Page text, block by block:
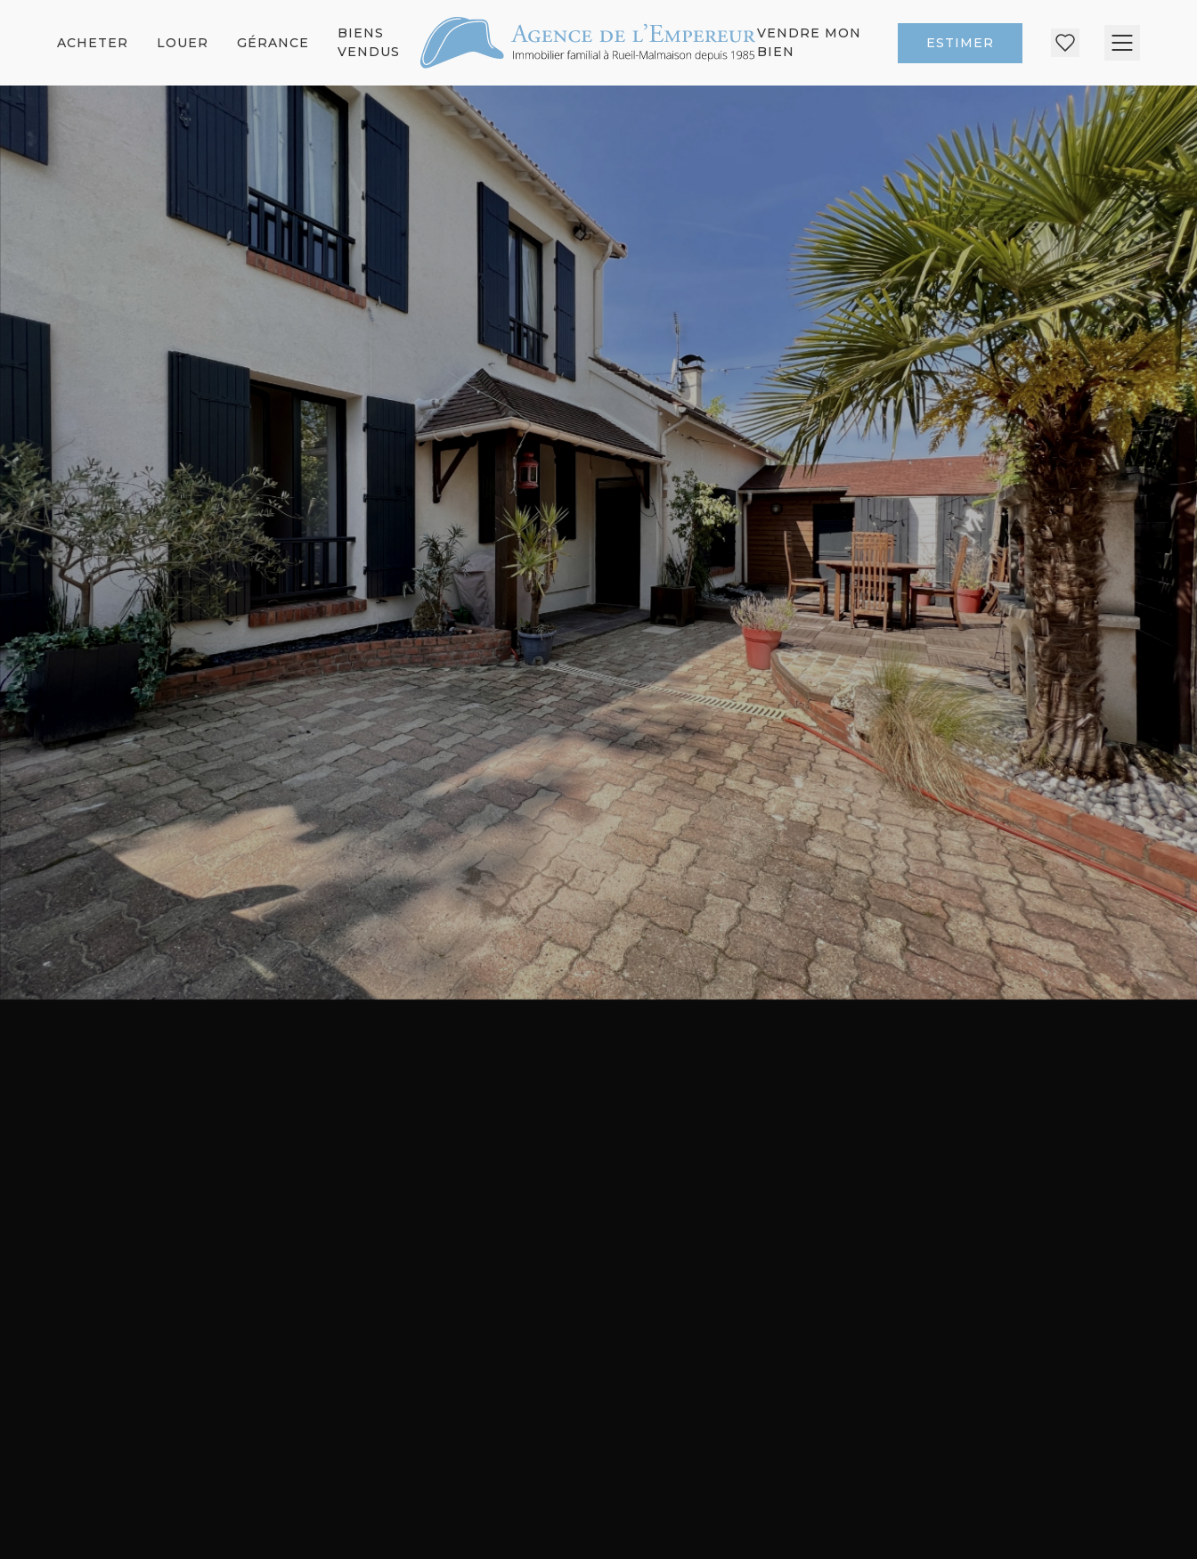
ACHETER LOUER GÉRANCE
BIENS
VENDUS
VENDRE MON
BIEN
ESTIMER